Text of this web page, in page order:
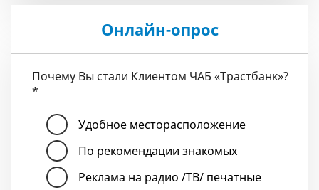
Онлайн-опрос
Почему Вы стали Клиентом ЧАБ «Трастбанк»?
*
Удобное месторасположение
По рекомендации знакомых
Реклама на радио /ТВ/ печатные